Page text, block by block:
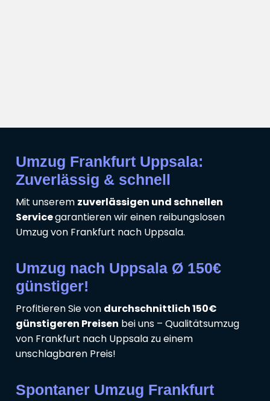
Umzug Frankfurt Uppsala:
Zuverlässig & schnell
Mit unserem zuverlässigen und schnellen
Servicegarantieren wir einen reibungslosen
Umzug von Frankfurt nach Uppsala.
Umzug nach Uppsala Ø 150€
günstiger!
Profitieren Sie von durchschnittlich 150€
günstigeren Preisen bei uns – Qualitätsumzug
von Frankfurt nach Uppsala zu einem
unschlagbaren Preis!
Spontaner Umzug Frankfurt